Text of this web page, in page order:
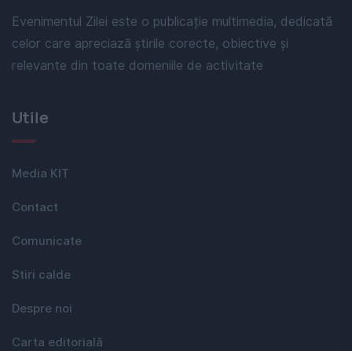
Evenimentul Zilei este o publicație multimedia, dedicată
celor care apreciază știrile corecte, obiective și
relevante din toate domeniile de activitate
Utile
Media KIT
Contact
Comunicate
Stiri calde
Despre noi
Carta editorială